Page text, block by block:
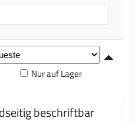
Nur auf Lager
beschriftbar